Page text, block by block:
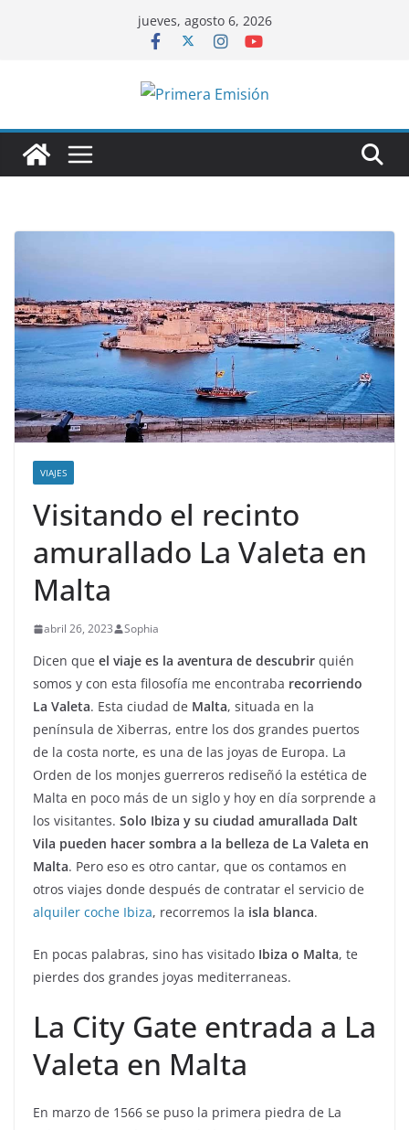
jueves, agosto 6, 2026
VIAJES
Visitando el recinto
amurallado La Valeta en
Malta
abril 26, 2023 Sophia
Dicen que el viaje es la aventura de descubrir quién
somos y con esta filosofía me encontraba recorriendo
La Valeta. Esta ciudad de Malta, situada en la
península de Xiberras, entre los dos grandes puertos
de la costa norte, es una de las joyas de Europa. La
Orden de los monjes guerreros rediseñó la estética de
Malta en poco más de un siglo y hoy en día sorprende a
los visitantes. Solo Ibiza y su ciudad amurallada Dalt
Vila pueden hacer sombra a la belleza de La Valeta en
Malta. Pero eso es otro cantar, que os contamos en
otros viajes donde después de contratar el servicio de
alquiler coche Ibiza, recorremos la isla blanca.
En pocas palabras, sino has visitado Ibiza o Malta, te
pierdes dos grandes joyas mediterraneas.
La City Gate entrada a La
Valeta en Malta
En marzo de 1566 se puso la primera piedra de La